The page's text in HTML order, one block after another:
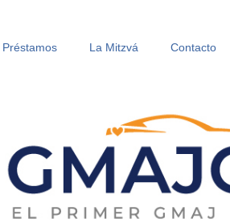
Préstamos La Mitzvá Contacto